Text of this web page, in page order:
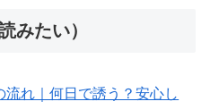
みたい）
れ｜何日で誘う？安心し